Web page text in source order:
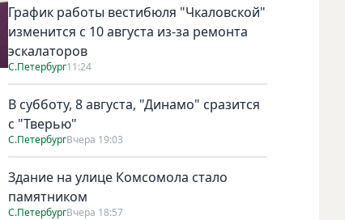
График работы вестибюля "Чкаловской"
изменится с 10 августа из-за ремонта
эскалаторов
С.Петербург11:24
В субботу, 8 августа, "Динамо" сразится
с "Тверью"
С.ПетербургВчера 19:03
Здание на улице Комсомола стало
памятником
С.ПетербургВчера 18:57